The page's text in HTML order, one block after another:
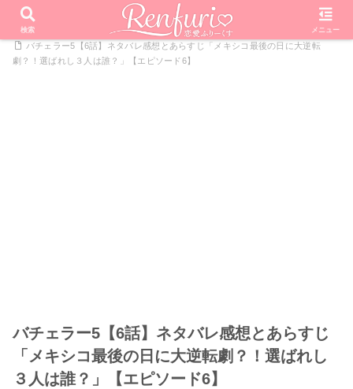
PR
ホーム 恋愛リアリティーショー
バチェラー・ジャパン
バチェラー5【6話】ネタバレ感想とあらすじ「メキシコ最後の日に大逆転
劇？！選ばれし３人は誰？」【エピソード6】
バチェラー5【6話】ネタバレ感想とあらすじ
「メキシコ最後の日に大逆転劇？！選ばれし
３人は誰？」【エピソード6】
検索 メニュー